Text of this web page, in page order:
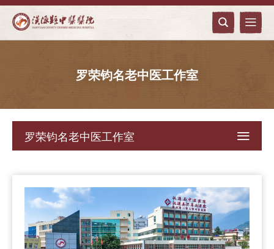
 
罗荣钧名老中医工作室
罗荣钧名老中医工作室 